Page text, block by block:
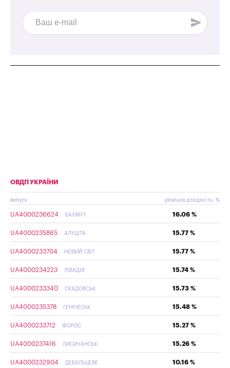
ОВДП УКРАЇНИ
випуск реальна дохідність, %
UA4000236624 БАХМУТ 16.06 %
UA4000235865 АЛУШТА 15.77 %
UA4000233704 НОВИЙ СВІТ 15.77 %
UA4000234223 ЛІВАДІЯ 15.74 %
UA4000233340 СКАДОВСЬК 15.73 %
UA4000235378 ГЕНІЧЕСЬК 15.48 %
UA4000233712 ФОРОС 15.27 %
UA4000237416 ЛИСИЧАНСЬК 15.26 %
UA4000232904 ДЕБАЛЬЦЕВЕ 10.16 %